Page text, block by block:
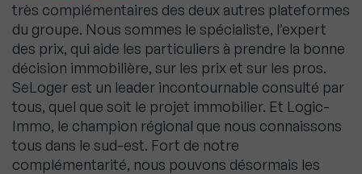
très complémentaires des deux autres plateformes
du groupe. Nous sommes le spécialiste, l’expert
des prix, qui aide les particuliers à prendre la bonne
décision immobilière, sur les prix et sur les pros.
SeLoger est un leader incontournable consulté par
tous, quel que soit le projet immobilier. Et Logic-
Immo, le champion régional que nous connaissons
tous dans le sud-est. Fort de notre
complémentarité, nous pouvons désormais les